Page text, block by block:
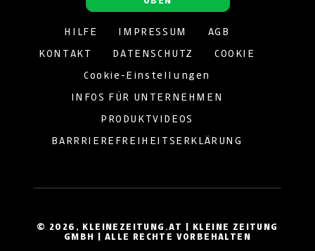
© 2026, KLEINEZEITUNG.AT | KLEINE ZEITUNG
GMBH | ALLE RECHTE VORBEHALTEN
HILFE IMPRESSUM AGB
KONTAKT DATENSCHUTZ COOKIE
Cookie-Einstellungen
INFOS FÜR UNTERNEHMEN
PRODUKTVIDEOS
BARRRIEREFREIHEITSERKLÄRUNG